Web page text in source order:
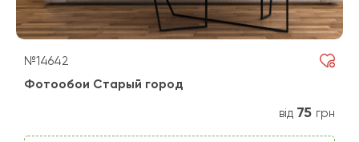
№14642
Фотообои Старый город
від 75 грн